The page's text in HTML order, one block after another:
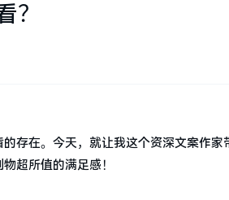
？
存在。今天，就让我这个资深文案作
超所值的满足感！